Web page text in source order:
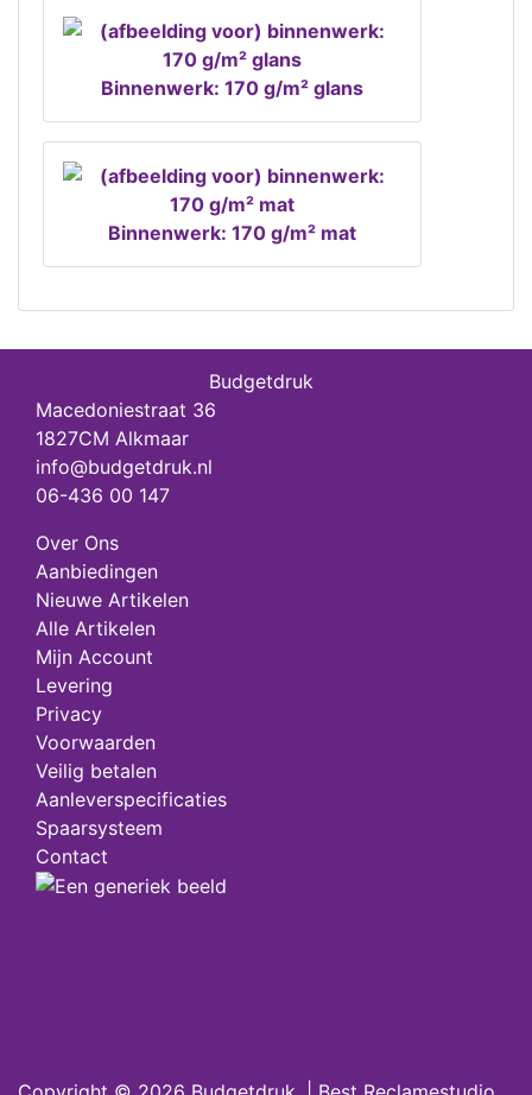
Binnenwerk: 170 g/m² glans
Binnenwerk: 170 g/m² mat
Budgetdruk
Macedoniestraat 36
1827CM Alkmaar
info@budgetdruk.nl
06-436 00 147
Over Ons
Aanbiedingen
Nieuwe Artikelen
Alle Artikelen
Mijn Account
Levering
Privacy
Voorwaarden
Veilig betalen
Aanleverspecificaties
Spaarsysteem
Contact